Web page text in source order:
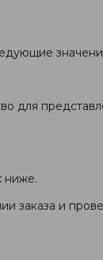
для
ниже.
заказа и